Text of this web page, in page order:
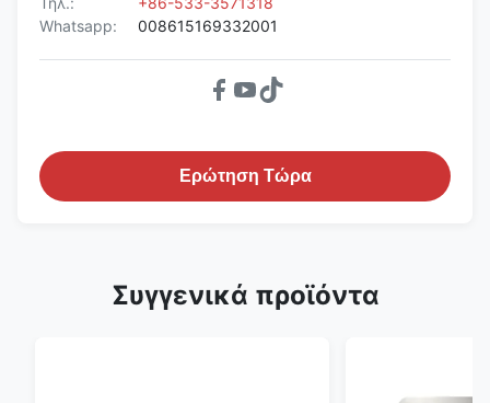
Whatsapp:
008615169332001
Ερώτηση Τώρα
Συγγενικά προϊόντα